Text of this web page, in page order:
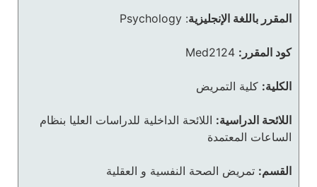
المقرر باللغة الإنجليزية:
Psychology
كود المقرر: Med2124
الكلية: كلية التمريض
اللائحة الدراسية: اللائحة الداخلية للدراسات العليا بنظام
الساعات المعتمدة
القسم: تمريض الصحة النفسية و العقلية